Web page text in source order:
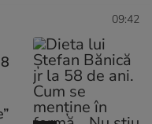
09:42